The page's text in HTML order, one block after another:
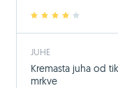
2 3 4
JUHE
Kremasta juha od
mrkve